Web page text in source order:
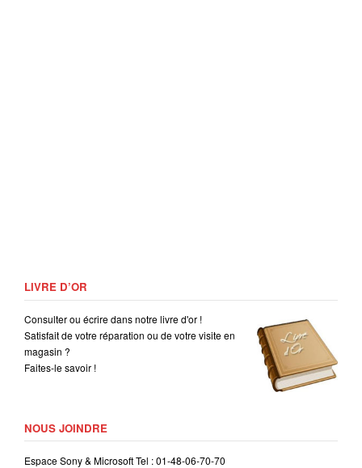
LIVRE D’OR
Consulter ou écrire dans notre livre d'or !
Satisfait de votre réparation ou de votre visite en
magasin ?
Faites-le savoir !
NOUS JOINDRE
Espace Sony & Microsoft Tel : 01-48-06-70-70